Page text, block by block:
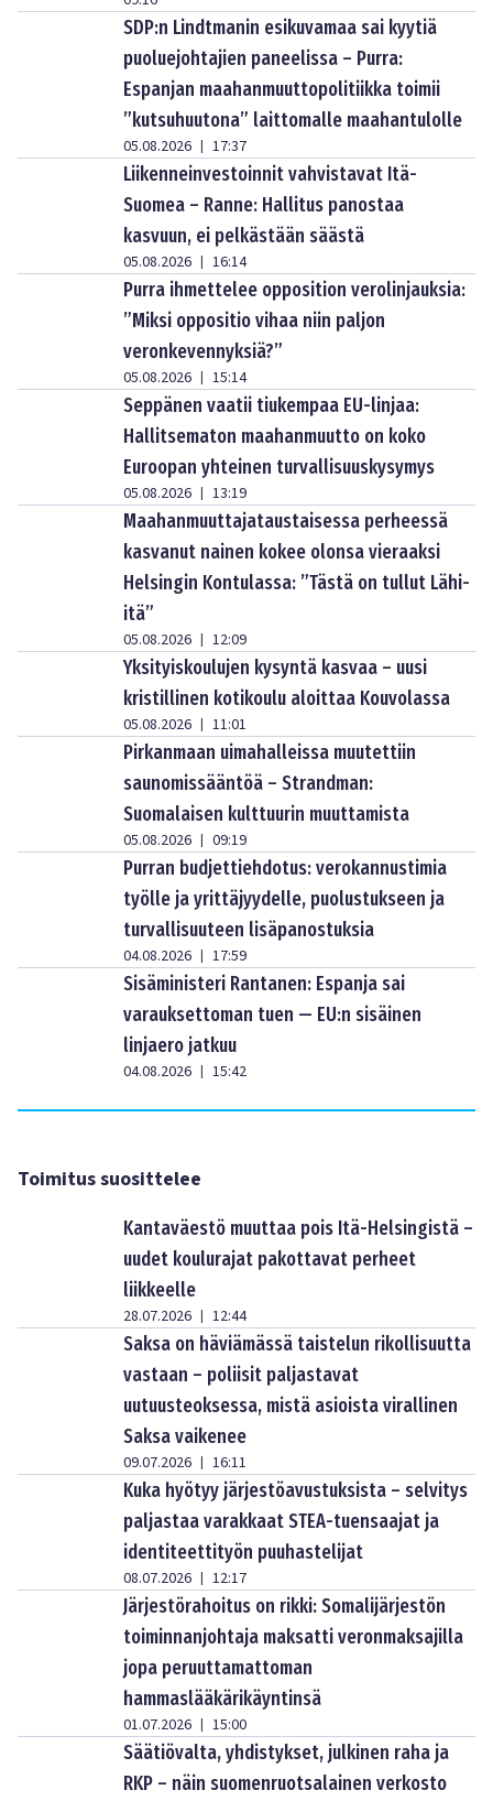
SDP:n Lindtmanin esikuvamaa sai kyytiä
puoluejohtajien paneelissa – Purra:
Espanjan maahanmuuttopolitiikka toimii
”kutsuhuutona” laittomalle maahantulolle
05.08.2026 | 17:37
Liikenneinvestoinnit vahvistavat Itä-
Suomea – Ranne: Hallitus panostaa
kasvuun, ei pelkästään säästä
05.08.2026 | 16:14
Purra ihmettelee opposition verolinjauksia:
”Miksi oppositio vihaa niin paljon
veronkevennyksiä?”
05.08.2026 | 15:14
Seppänen vaatii tiukempaa EU-linjaa:
Hallitsematon maahanmuutto on koko
Euroopan yhteinen turvallisuuskysymys
05.08.2026 | 13:19
Maahanmuuttajataustaisessa perheessä
kasvanut nainen kokee olonsa vieraaksi
Helsingin Kontulassa: ”Tästä on tullut Lähi-
itä”
05.08.2026 | 12:09
Yksityiskoulujen kysyntä kasvaa – uusi
kristillinen kotikoulu aloittaa Kouvolassa
05.08.2026 | 11:01
Pirkanmaan uimahalleissa muutettiin
saunomissääntöä – Strandman:
Suomalaisen kulttuurin muuttamista
05.08.2026 | 09:19
Purran budjettiehdotus: verokannustimia
työlle ja yrittäjyydelle, puolustukseen ja
turvallisuuteen lisäpanostuksia
04.08.2026 | 17:59
Sisäministeri Rantanen: Espanja sai
varauksettoman tuen — EU:n sisäinen
linjaero jatkuu
04.08.2026 | 15:42
Toimitus suosittelee
Kantaväestö muuttaa pois Itä-Helsingistä –
uudet koulurajat pakottavat perheet
liikkeelle
28.07.2026 | 12:44
Saksa on häviämässä taistelun rikollisuutta
vastaan – poliisit paljastavat
uutuusteoksessa, mistä asioista virallinen
Saksa vaikenee
09.07.2026 | 16:11
Kuka hyötyy järjestöavustuksista – selvitys
paljastaa varakkaat STEA-tuensaajat ja
identiteettityön puuhastelijat
08.07.2026 | 12:17
Järjestörahoitus on rikki: Somalijärjestön
toiminnanjohtaja maksatti veronmaksajilla
jopa peruuttamattoman
hammaslääkärikäyntinsä
01.07.2026 | 15:00
Säätiövalta, yhdistykset, julkinen raha ja
RKP – näin suomenruotsalainen verkosto